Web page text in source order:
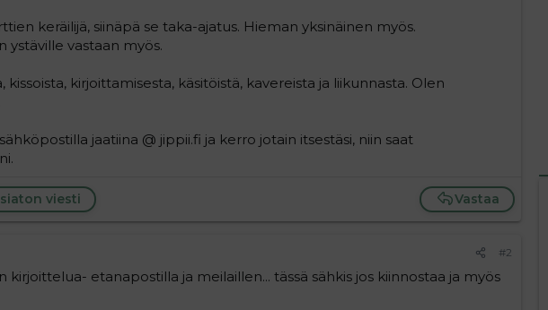
keräilijä, siinäpä se taka-ajatus. Hieman yksinäinen myös.
ystäville vastaan myös.
kissoista, kirjoittamisesta, käsitöistä, kavereista ja liikunnasta. Olen
jaatiina @ jippii.fi ja kerro jotain itsestäsi, niin saat
Vastaa
viesti
#2
kirjoittelua- etanapostilla ja meilaillen... tässä sähkis jos kiinnostaa ja myös